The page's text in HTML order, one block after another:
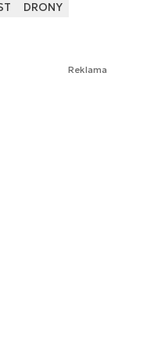
DRONY
Reklama